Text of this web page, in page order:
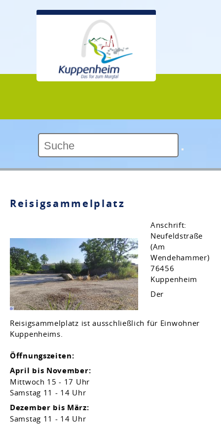
Reisigsammelplatz
Anschrift:
Neufeldstraße
(Am
Wendehammer)
76456
Kuppenheim
Der
Reisigsammelplatz ist ausschließlich für Einwohner
Kuppenheims.
Öffnungszeiten:
April bis November:
Mittwoch 15 - 17 Uhr
Samstag 11 - 14 Uhr
Dezember bis März:
Samstag 11 - 14 Uhr